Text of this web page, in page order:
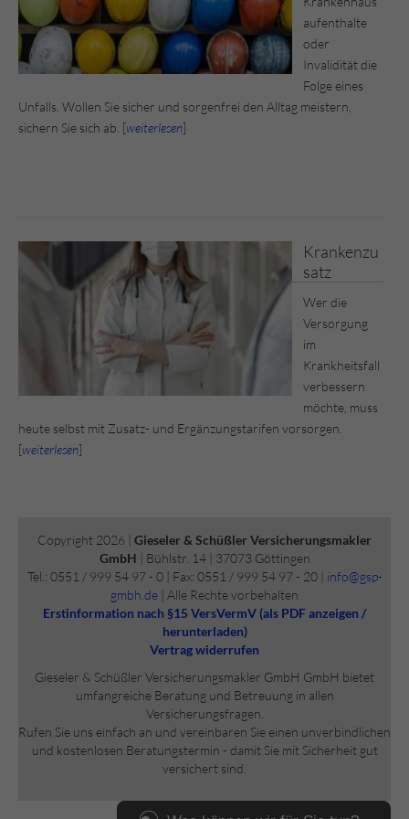
aufenthalte
oder
Invalidität die
Folge eines
Unfalls. Wollen Sie sicher und sorgenfrei den Alltag meistern,
sichern Sie sich ab. [weiterlesen]
Krankenzu
satz
Wer die
Versorgung
im
Krankheitsfall
verbessern
möchte, muss
heute selbst mit Zusatz- und Ergänzungstarifen vorsorgen.
[weiterlesen]
Copyright 2026 | Gieseler & Schüßler Versicherungsmakler
GmbH | Bühlstr. 14 | 37073 Göttingen
Tel.: 0551 / 999 54 97 - 0 | Fax: 0551 / 999 54 97 - 20 | info@gsp-
gmbh.de | Alle Rechte vorbehalten
Erstinformation nach §15 VersVermV (als PDF anzeigen /
herunterladen)
Vertrag widerrufen
Gieseler & Schüßler Versicherungsmakler GmbH GmbH bietet
umfangreiche Beratung und Betreuung in allen
Versicherungsfragen.
Rufen Sie uns einfach an und vereinbaren Sie einen unverbindlichen
und kostenlosen Beratungstermin - damit Sie mit Sicherheit gut
versichert sind.